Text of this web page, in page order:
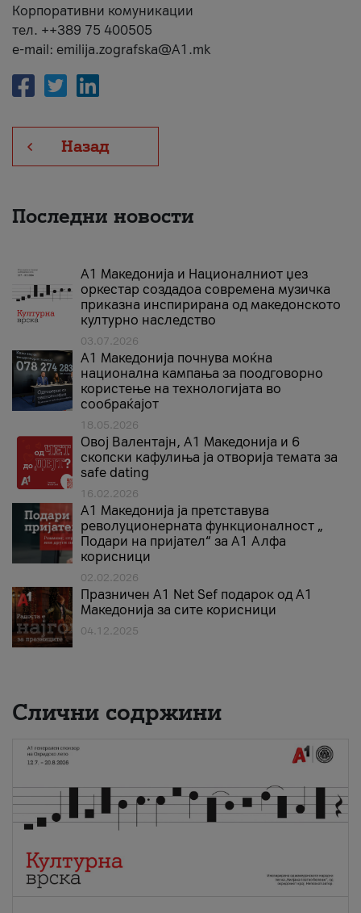
Корпоративни комуникации
тел. ++389 75 400505
e-mail: emilija.zografska@A1.mk
Назад
Последни новости
А1 Македонија и Националниот џез
оркестар создадоа современа музичка
приказна инспирирана од македонското
културно наследство
03.07.2026
A1 Македонија почнува моќна
национална кампања за поодговорно
користење на технологијата во
сообраќајот
18.05.2026
Овој Валентајн, A1 Македонија и 6
скопски кафулиња ја отворија темата за
safe dating
16.02.2026
А1 Македонија ја претставува
револуционерната функционалност „
Подари на пријател“ за А1 Алфа
корисници
02.02.2026
Празничен A1 Net Sеf подарок од А1
Македонија за сите корисници
04.12.2025
Слични содржини